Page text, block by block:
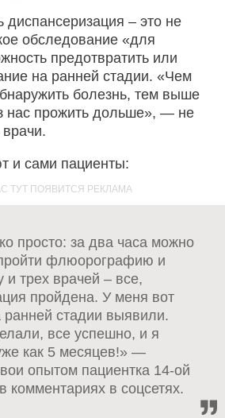
– это не
обследование «для
предотвратить или
на ранней стадии. «Чем
болезнь, тем выше
нас прожить дольше», — не
и сами пациенты:
просто: за два часа можно
флюорографию и
и трех врачей – все,
пройдена. У меня вот
ранней стадии выявили.
все успешно, и я
как 5 месяцев!» —
опытом пациентка 14-ой
комментариях в соцсетях.